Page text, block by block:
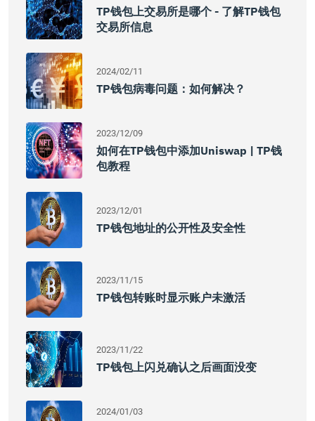
TP钱包上交易所是哪个 - 了解TP钱包
交易所信息
2024/02/11
TP钱包病毒问题：如何解决？
2023/12/09
如何在TP钱包中添加Uniswap | TP钱
包教程
2023/12/01
TP钱包地址的公开性及安全性
2023/11/15
TP钱包转账时显示账户未激活
2023/11/22
TP钱包上闪兑确认之后画面没变
2024/01/03